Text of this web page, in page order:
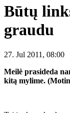
Būtų
graudu
27. Jul 2011, 08:00
Meilė prasideda
kitą mylime.